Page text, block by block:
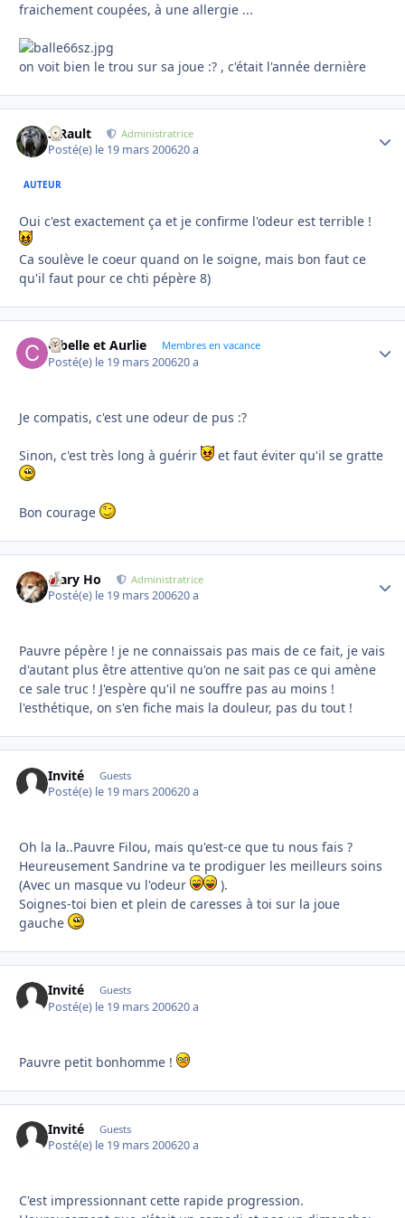
fraichement coupées, à une allergie ...
on voit bien le trou sur sa joue :? , c'était l'année dernière
S.Rault Administratrice
Posté(e) le 19 mars 200620 a
AUTEUR
Oui c'est exactement ça et je confirme l'odeur est terrible !
Ca soulève le coeur quand on le soigne, mais bon faut ce
qu'il faut pour ce chti pépère 8)
Cibelle et Aurlie Membres en vacance
Posté(e) le 19 mars 200620 a
Je compatis, c'est une odeur de pus :?
Sinon, c'est très long à guérir et faut éviter qu'il se gratte
Bon courage
Mary Ho Administratrice
Posté(e) le 19 mars 200620 a
Pauvre pépère ! je ne connaissais pas mais de ce fait, je vais
d'autant plus être attentive qu'on ne sait pas ce qui amène
ce sale truc ! J'espère qu'il ne souffre pas au moins !
l'esthétique, on s'en fiche mais la douleur, pas du tout !
Invité Guests
Posté(e) le 19 mars 200620 a
Oh la la..Pauvre Filou, mais qu'est-ce que tu nous fais ?
Heureusement Sandrine va te prodiguer les meilleurs soins
(Avec un masque vu l'odeur
).
Soignes-toi bien et plein de caresses à toi sur la joue
gauche
Invité Guests
Posté(e) le 19 mars 200620 a
Pauvre petit bonhomme !
Invité Guests
Posté(e) le 19 mars 200620 a
C'est impressionnant cette rapide progression.